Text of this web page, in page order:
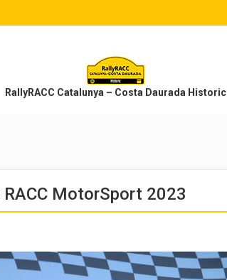
RallyRACC Catalunya – Costa Daurada Historic
RACC MotorSport 2023